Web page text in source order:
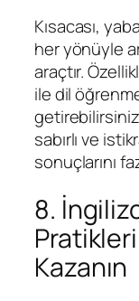
Kısacası,
her yönüyle
araçtır.
ile dil
sabırlı ve
sonuçlarını
8.
Kazanın